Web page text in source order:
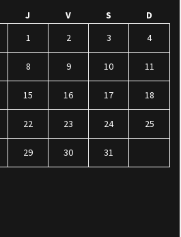
J V S
D
1
2 3 4
8 9 10 11
15 16 17 18
22 23 24 25
29 30 31